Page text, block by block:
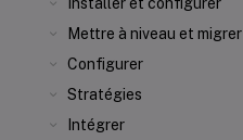
Mettre à niveau et migrer
Configurer
Stratégies
Intégrer